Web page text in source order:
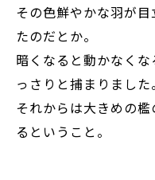
その色鮮やかな羽が
たのだとか。
暗くなると動かなく
っさりと捕まりました。
それからは大きめの
るということ。